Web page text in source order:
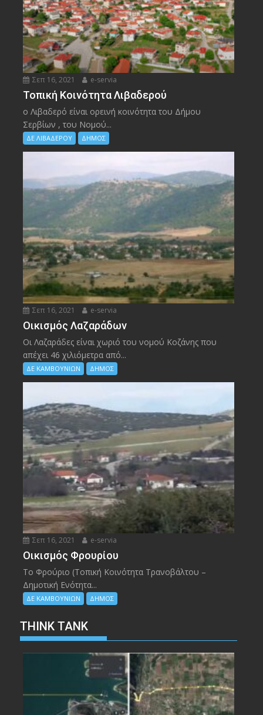
Σεπ 16, 2021 e-servia
Τοπική Κοινότητα Λιβαδερού
ο Λιβαδερό είναι ορεινή κοινότητα του Δήμου
Σερβίων , του Νομού...
ΔΕ ΛΙΒΑΔΕΡΟΥ ΔΗΜΟΣ
Σεπ 16, 2021 e-servia
Οικισμός Λαζαράδων
Οι Λαζαράδες είναι χωριό του νομού Κοζάνης που
απέχει 46 χιλιόμετρα από...
ΔΕ ΚΑΜΒΟΥΝΙΩΝ ΔΗΜΟΣ
Σεπ 16, 2021 e-servia
Οικισμός Φρουρίου
Το Φρούριο (Τοπική Κοινότητα Τρανοβάλτου –
Δημοτική Ενότητα...
ΔΕ ΚΑΜΒΟΥΝΙΩΝ ΔΗΜΟΣ
THINK TANK